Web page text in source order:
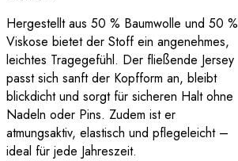
Hergestellt aus 50 % Baumwolle und 50 %
Viskose bietet der Stoff ein angenehmes,
leichtes Tragegefühl. Der fließende Jersey
passt sich sanft der Kopfform an, bleibt
blickdicht und sorgt für sicheren Halt ohne
Nadeln oder Pins. Zudem ist er
atmungsaktiv, elastisch und pflegeleicht –
ideal für jede Jahreszeit.